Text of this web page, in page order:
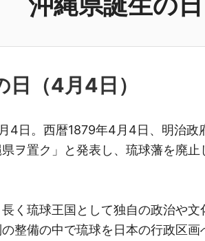
日（4月4日 ）
4日。西暦1879年4月4日、明治政
県ヲ置ク」と発表し、琉球藩を廃
く琉球王国として独自の政治や
整備の中で琉球を日本の行政区